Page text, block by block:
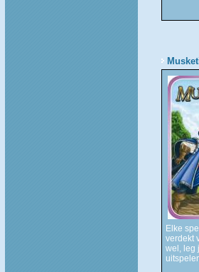
Elke
verdekt
wel, leg